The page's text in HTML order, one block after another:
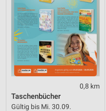
0,8 km
Taschenbücher
Gültig bis Mi. 30.09.